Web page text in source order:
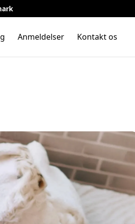
Anmeldelser Kontakt os